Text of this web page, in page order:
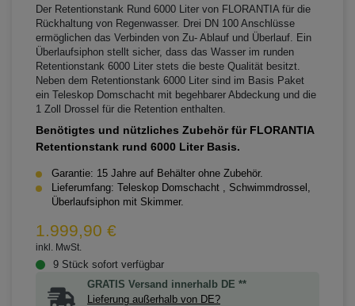
Der Retentionstank Rund 6000 Liter von FLORANTIA für die
Rückhaltung von Regenwasser. Drei DN 100 Anschlüsse
ermöglichen das Verbinden von Zu- Ablauf und Überlauf. Ein
Überlaufsiphon stellt sicher, dass das Wasser im runden
Retentionstank 6000 Liter stets die beste Qualität besitzt.
Neben dem Retentionstank 6000 Liter sind im Basis Paket
ein Teleskop Domschacht mit begehbarer Abdeckung und die
1 Zoll Drossel für die Retention enthalten.
Benötigtes und nützliches Zubehör für FLORANTIA
Retentionstank rund 6000 Liter Basis.
Garantie: 15 Jahre auf Behälter ohne Zubehör.
Lieferumfang: Teleskop Domschacht , Schwimmdrossel,
Überlaufsiphon mit Skimmer.
1.999,90 €
inkl. MwSt.
9 Stück sofort verfügbar
GRATIS Versand innerhalb DE **
Lieferung außerhalb von DE?